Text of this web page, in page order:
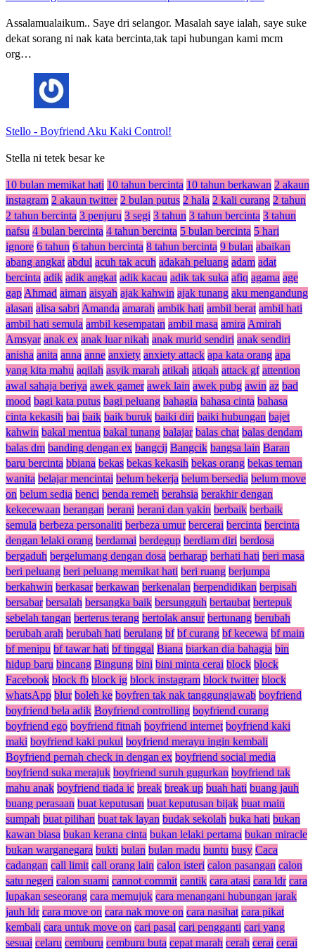
Assalamualaikum.. Saye dri selangor. Masalah saye ialah, saye suke
dekat sorang ni nak kata bercinta,tak tapi hubungan kami mcm
org…
Stello - Boyfriend Aku Kaki Control!
Stella ni tetek besar ke
10 bulan memikat hati 10 tahun bercinta 10 tahun berkawan 2 akaun
instagram 2 akaun twitter 2 bulan putus 2 hala 2 kali curang 2 tahun
2 tahun bercinta 3 penjuru 3 segi 3 tahun 3 tahun bercinta 3 tahun
nafsu 4 bulan bercinta 4 tahun bercinta 5 bulan bercinta 5 hari
ignore 6 tahun 6 tahun bercinta 8 tahun bercinta 9 bulan abaikan
abang angkat abdul acuh tak acuh adakah peluang adam adat
bercinta adik adik angkat adik kacau adik tak suka afiq agama age
gap Ahmad aiman aisyah ajak kahwin ajak tunang aku mengandung
alasan alisa sabri Amanda amarah ambik hati ambil berat ambil hati
ambil hati semula ambil kesempatan ambil masa amira Amirah
Amsyar anak ex anak luar nikah anak murid sendiri anak sendiri
anisha anita anna anne anxiety anxiety attack apa kata orang apa
yang kita mahu aqilah asyik marah atikah atiqah attack gf attention
awal sahaja beriya awek gamer awek lain awek pubg awin az bad
mood bagi kata putus bagi peluang bahagia bahasa cinta bahasa
cinta kekasih bai baik baik buruk baiki diri baiki hubungan bajet
kahwin bakal mentua bakal tunang balajar balas chat balas dendam
balas dm banding dengan ex bangcij Bangcik bangsa lain Baran
baru bercinta bbiana bekas bekas kekasih bekas orang bekas teman
wanita belajar mencintai belum bekerja belum bersedia belum move
on belum sedia benci benda remeh berahsia berakhir dengan
kekecewaan berangan berani berani dan yakin berbaik berbaik
semula berbeza personaliti berbeza umur bercerai bercinta bercinta
dengan lelaki orang berdamai berdegup berdiam diri berdosa
bergaduh bergelumang dengan dosa berharap berhati hati beri masa
beri peluang beri peluang memikat hati beri ruang berjumpa
berkahwin berkasar berkawan berkenalan berpendidikan berpisah
bersabar bersalah bersangka baik bersungguh bertaubat bertepuk
sebelah tangan berterus terang bertolak ansur bertunang berubah
berubah arah berubah hati berulang bf bf curang bf kecewa bf main
bf menipu bf tawar hati bf tinggal Biana biarkan dia bahagia bin
hidup baru bincang Bingung bini bini minta cerai block block
Facebook block fb block ig block instagram block twitter block
whatsApp blur boleh ke boyfren tak nak tanggungjawab boyfriend
boyfriend bela adik Boyfriend controlling boyfriend curang
boyfriend ego boyfriend fitnah boyfriend internet boyfriend kaki
maki boyfriend kaki pukul boyfriend merayu ingin kembali
Boyfriend pernah check in dengan ex boyfriend social media
boyfriend suka merajuk boyfriend suruh gugurkan boyfriend tak
mahu anak boyfriend tiada ic break break up buah hati buang jauh
buang perasaan buat keputusan buat keputusan bijak buat main
sumpah buat pilihan buat tak layan budak sekolah buka hati bukan
kawan biasa bukan kerana cinta bukan lelaki pertama bukan miracle
bukan warganegara bukti bulan bulan madu buntu busy Caca
cadangan call limit call orang lain calon isteri calon pasangan calon
satu negeri calon suami cannot commit cantik cara atasi cara ldr cara
lupakan seseorang cara memujuk cara menangani hubungan jarak
jauh ldr cara move on cara nak move on cara nasihat cara pikat
kembali cara untuk move on cari pasal cari pengganti cari yang
sesuai celaru cemburu cemburu buta cepat marah cerah cerai cerai